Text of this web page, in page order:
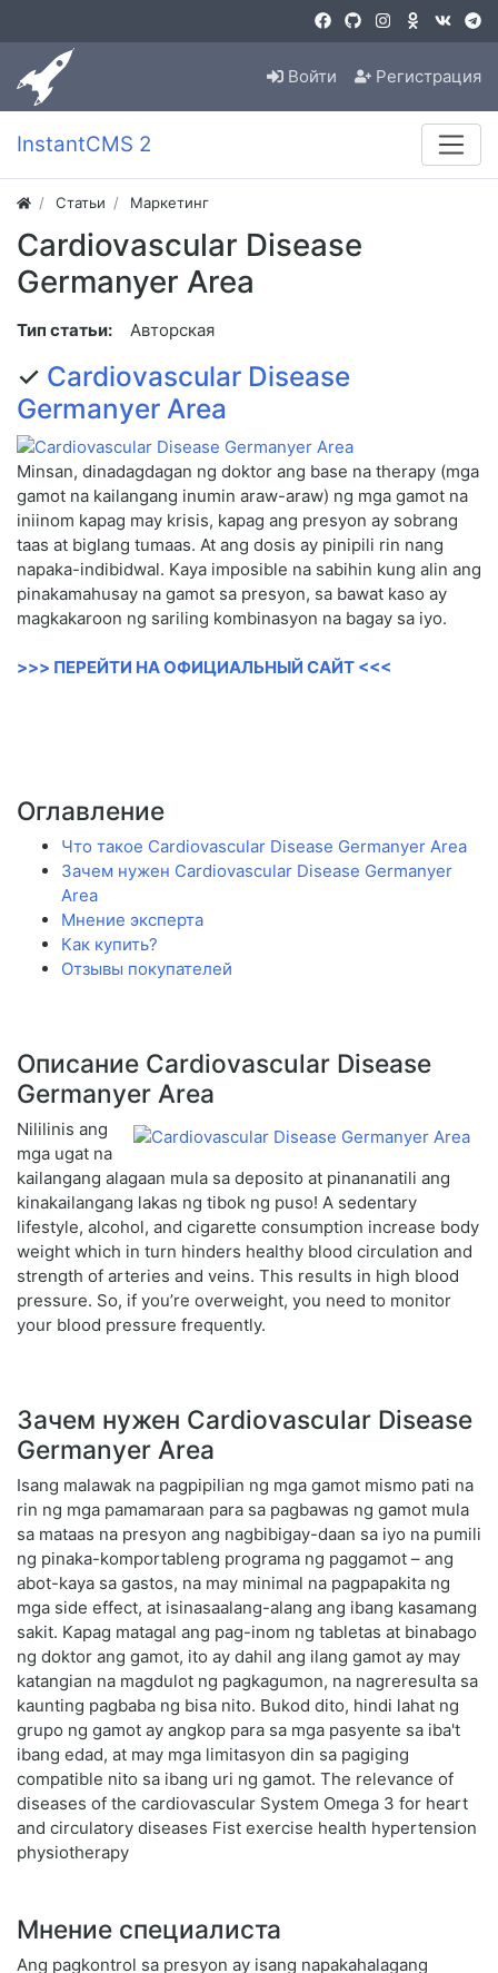
Войти Регистрация
InstantCMS 2
Статьи Маркетинг
Cardiovascular Disease
Germanyer Area
Тип статьи: Авторская
✓ Cardiovascular Disease
Germanyer Area
Minsan, dinadagdagan ng doktor ang base na therapy (mga
gamot na kailangang inumin araw-araw) ng mga gamot na
iniinom kapag may krisis, kapag ang presyon ay sobrang
taas at biglang tumaas. At ang dosis ay pinipili rin nang
napaka-indibidwal. Kaya imposible na sabihin kung alin ang
pinakamahusay na gamot sa presyon, sa bawat kaso ay
magkakaroon ng sariling kombinasyon na bagay sa iyo.
>>> ПЕРЕЙТИ НА ОФИЦИАЛЬНЫЙ САЙТ <<<
Оглавление
Что такое Cardiovascular Disease Germanyer Area
Зачем нужен Cardiovascular Disease Germanyer
Area
Мнение эксперта
Как купить?
Отзывы покупателей
Описание Cardiovascular Disease
Germanyer Area
Nililinis ang
mga ugat na
kailangang alagaan mula sa deposito at pinananatili ang
kinakailangang lakas ng tibok ng puso! A sedentary
lifestyle, alcohol, and cigarette consumption increase body
weight which in turn hinders healthy blood circulation and
strength of arteries and veins. This results in high blood
pressure. So, if you’re overweight, you need to monitor
your blood pressure frequently.
Зачем нужен Cardiovascular Disease
Germanyer Area
Isang malawak na pagpipilian ng mga gamot mismo pati na
rin ng mga pamamaraan para sa pagbawas ng gamot mula
sa mataas na presyon ang nagbibigay-daan sa iyo na pumili
ng pinaka-komportableng programa ng paggamot – ang
abot-kaya sa gastos, na may minimal na pagpapakita ng
mga side effect, at isinasaalang-alang ang ibang kasamang
sakit. Kapag matagal ang pag-inom ng tabletas at binabago
ng doktor ang gamot, ito ay dahil ang ilang gamot ay may
katangian na magdulot ng pagkagumon, na nagreresulta sa
kaunting pagbaba ng bisa nito. Bukod dito, hindi lahat ng
grupo ng gamot ay angkop para sa mga pasyente sa iba't
ibang edad, at may mga limitasyon din sa pagiging
compatible nito sa ibang uri ng gamot. The relevance of
diseases of the cardiovascular System Omega 3 for heart
and circulatory diseases Fist exercise health hypertension
physiotherapy
Мнение специалиста
Ang pagkontrol sa presyon ay isang napakahalagang